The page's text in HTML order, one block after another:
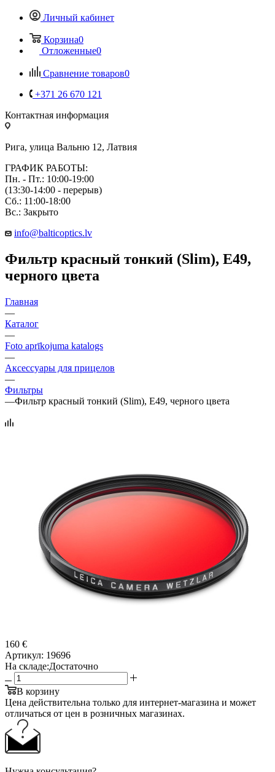
Личный кабинет
Корзина0
Отложенные0
Сравнение товаров0
+371 26 670 121
Контактная информация
Рига, улица Вальню 12, Латвия
ГРАФИК РАБОТЫ:
Пн. - Пт.: 10:00-19:00
(13:30-14:00 - перерыв)
Сб.: 11:00-18:00
Вс.: Закрыто
info@balticoptics.lv
Фильтр красный тонкий (Slim), E49,
черного цвета
Главная
—
Каталог
—
Foto aprīkojuma katalogs
—
Аксессуары для прицелов
—
Фильтры
—Фильтр красный тонкий (Slim), E49, черного цвета
160 €
Артикул: 19696
На складе:Достаточно
В корзину
Цена действительна только для интернет-магазина и может
отличаться от цен в розничных магазинах.